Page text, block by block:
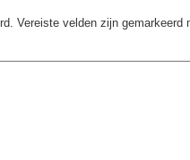
Vereiste velden zijn gemarkeerd